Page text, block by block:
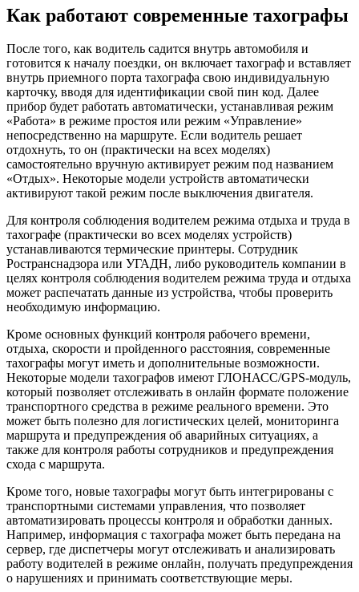
Как работают современные тахографы
После того, как водитель садится внутрь автомобиля и
готовится к началу поездки, он включает тахограф и вставляет
внутрь приемного порта тахографа свою индивидуальную
карточку, вводя для идентификации свой пин код. Далее
прибор будет работать автоматически, устанавливая режим
«Работа» в режиме простоя или режим «Управление»
непосредственно на маршруте. Если водитель решает
отдохнуть, то он (практически на всех моделях)
самостоятельно вручную активирует режим под названием
«Отдых». Некоторые модели устройств автоматически
активируют такой режим после выключения двигателя.
Для контроля соблюдения водителем режима отдыха и труда в
тахографе (практически во всех моделях устройств)
устанавливаются термические принтеры. Сотрудник
Ространснадзора или УГАДН, либо руководитель компании в
целях контроля соблюдения водителем режима труда и отдыха
может распечатать данные из устройства, чтобы проверить
необходимую информацию.
Кроме основных функций контроля рабочего времени,
отдыха, скорости и пройденного расстояния, современные
тахографы могут иметь и дополнительные возможности.
Некоторые модели тахографов имеют ГЛОНАСС/GPS-модуль,
который позволяет отслеживать в онлайн формате положение
транспортного средства в режиме реального времени. Это
может быть полезно для логистических целей, мониторинга
маршрута и предупреждения об аварийных ситуациях, а
также для контроля работы сотрудников и предупреждения
схода с маршрута.
Кроме того, новые тахографы могут быть интегрированы с
транспортными системами управления, что позволяет
автоматизировать процессы контроля и обработки данных.
Например, информация с тахографа может быть передана на
сервер, где диспетчеры могут отслеживать и анализировать
работу водителей в режиме онлайн, получать предупреждения
о нарушениях и принимать соответствующие меры.